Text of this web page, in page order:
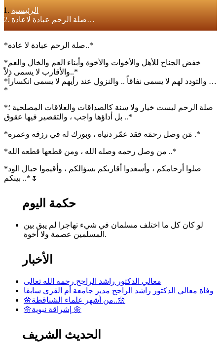
الرئيسية
صلة الرحم عبادة لاعادة…
*صلة الرحم عبادة لا عادة..*
*خفض الجناح للأهل والأخوات والأخوة وأبناء العم والخال والعم
والأقارب لا يسمى ذلاً..*
*والتودد لهم لا يسمى نفاقاً .. والنزول عند رأيهم لا يسمى انكساراً …
*
*‏صلة الرحم ليست خيار ولا سنة كالصداقات والعلاقات المصلحية ؛
بل أداؤها واجب ، والتقصير فيها عقوق ..*
*مَن وصل رحمَه فقد عمّر دنياه ، وبورك له في رزقه وعمره .*
*من وصل رحمه وصله الله ، ومن قطعها قطعه الله ..*
*صلوا أرحامكم ، وأسعدوا أقاربكم بسؤالكم ، وأقيموا حبال الود
بينكم ..*🌷
حكمة اليوم
لو كان كل ما اختلف مسلمان في شيء تهاجرا لم يبق بين
المسلمين عصمة ولا أخوة.
الأخبار
معالي الدكتور راشد الراجح رحمه الله تعالى
وفاة معالي الدكتور راشد الراجح مدير جامعة أم القرى سابقا
🌼من أشهر علماء الشناقطة..🌼
🌼إشراقة نبوية 🌼
الحديث الشريف